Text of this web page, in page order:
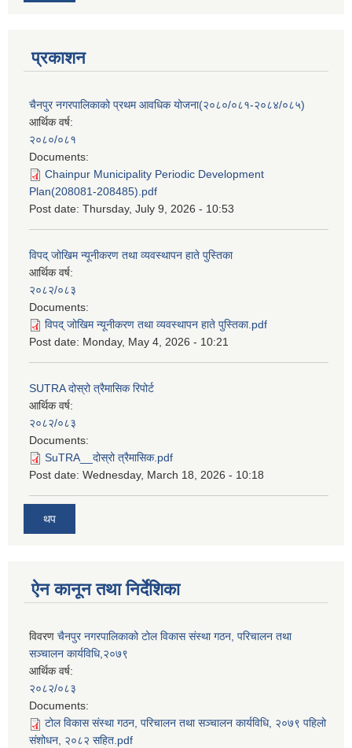
प्रकाशन
चैनपुर नगरपालिकाको प्रथम आवधिक योजना(२०८०/०८१-२०८४/०८५)
आर्थिक वर्ष:
२०८०/०८१
Documents:
Chainpur Municipality Periodic Development
Plan(208081-208485).pdf
Post date: Thursday, July 9, 2026 - 10:53
विपद् जोखिम न्यूनीकरण तथा व्यवस्थापन हाते पुस्तिका
आर्थिक वर्ष:
२०८२/०८३
Documents:
विपद् जोखिम न्यूनीकरण तथा व्यवस्थापन हाते पुस्तिका.pdf
Post date: Monday, May 4, 2026 - 10:21
SUTRA दोस्रो त्रैमासिक रिपोर्ट
आर्थिक वर्ष:
२०८२/०८३
Documents:
SuTRA__दोस्रो त्रैमासिक.pdf
Post date: Wednesday, March 18, 2026 - 10:18
थप
ऐन कानून तथा निर्देशिका
विवरण चैनपुर नगरपालिकाको टोल विकास संस्था गठन, परिचालन तथा
सञ्चालन कार्यविधि,२०७९
आर्थिक वर्ष:
२०८२/०८३
Documents:
टोल विकास संस्था गठन, परिचालन तथा सञ्चालन कार्यविधि, २०७९ पहिलो
संशोधन, २०८२ सहित.pdf